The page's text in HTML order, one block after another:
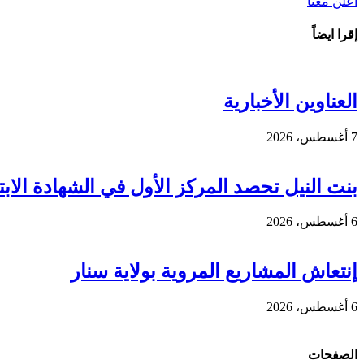
إقرا ايضاً
العناوين الأخبارية
7 أغسطس، 2026
بنت النيل تحصد المركز الأول في الشهادة
6 أغسطس، 2026
إنتعاش المشاريع المروية بولاية سنار
6 أغسطس، 2026
الصفحات